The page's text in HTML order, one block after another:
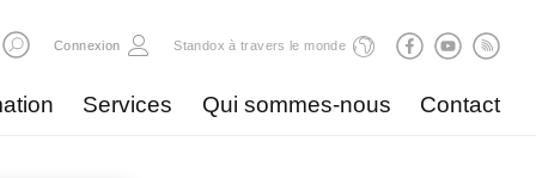
Connexion Standox à travers le monde
Services Qui sommes-nous Contact